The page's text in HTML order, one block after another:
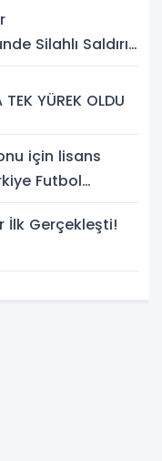
Silahlı Saldırı:
YÜREK OLDU
için lisans
Futbol
İlk Gerçekleşti!